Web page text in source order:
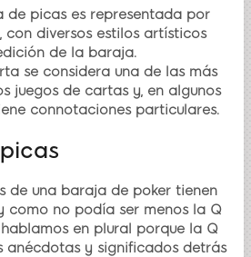
picas es representada por
con diversos estilos artísticos
de la baraja.
se considera una de las más
juegos de cartas y, en algunos
connotaciones particulares.
de una baraja de poker tienen
como no podía ser menos la Q
en plural porque la Q
anécdotas y significados detrás